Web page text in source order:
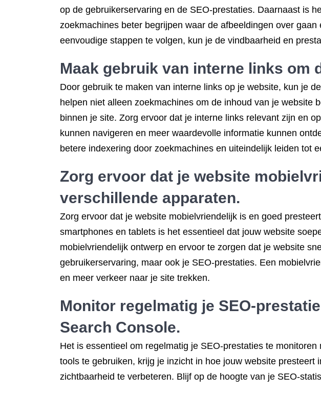
op de gebruikerservaring en de SEO-prestaties. Daarnaast is
zoekmachines beter begrijpen waar de afbeeldingen over
eenvoudige stappen te volgen, kun je de vindbaarheid en
Maak gebruik van interne links om
Door gebruik te maken van interne links op je website, kun je
helpen niet alleen zoekmachines om de inhoud van je website
binnen je site. Zorg ervoor dat je interne links relevant zijn en
kunnen navigeren en meer waardevolle informatie kunnen
betere indexering door zoekmachines en uiteindelijk leiden tot
Zorg ervoor dat je website
verschillende apparaten.
Zorg ervoor dat je website mobielvriendelijk is en goed
smartphones en tablets is het essentieel dat jouw website
mobielvriendelijk ontwerp en ervoor te zorgen dat je website
gebruikerservaring, maar ook je SEO-prestaties. Een
en meer verkeer naar je site trekken.
Monitor regelmatig je SEO-
Search Console.
Het is essentieel om regelmatig je SEO-prestaties te
tools te gebruiken, krijg je inzicht in hoe jouw website
zichtbaarheid te verbeteren. Blijf op de hoogte van je SEO-